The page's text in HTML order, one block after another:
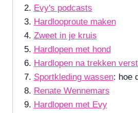
Evy's podcasts
Hardlooproute maken
Zweet in je kruis
Hardlopen met hond
Hardlopen na trekken
Sportkleding wassen: hoe
Renate Wennemars
Hardlopen met Evy